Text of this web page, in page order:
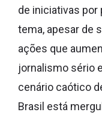
de iniciativas
tema, apesar de
ações que
jornalismo sério
cenário caótico
Brasil está